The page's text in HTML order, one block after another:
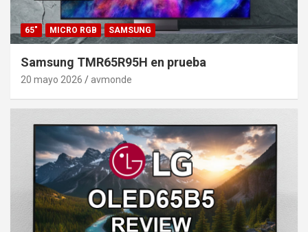
65" MICRO RGB SAMSUNG
Samsung TMR65R95H en prueba
20 mayo 2026 avmonde